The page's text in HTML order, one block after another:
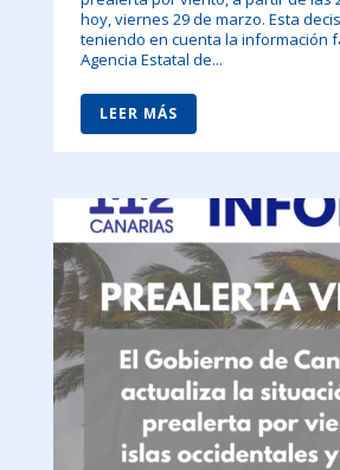
hoy, viernes 29 de marzo. Esta
teniendo en cuenta la información
Agencia Estatal de...
LEER MÁS